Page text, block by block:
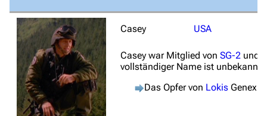
Casey USA
Casey war Mitglied von SG-2 und
vollständiger Name ist unbekannt
Das Opfer von Lokis